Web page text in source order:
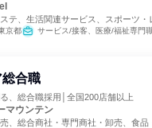
テ、生活関連サービス、スポーツ・
京都 サービス/接客、医療/福祉専門職、教
総合職
、総合職採用│全国200店舗以上
マウンテン
、総合商社・専門商社・卸売、食品